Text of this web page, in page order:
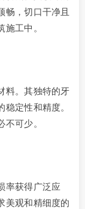
畅，切口干净且
工中。
料。其独特的牙
定性和精度。
可少。
率获得广泛应
美观和精细度的